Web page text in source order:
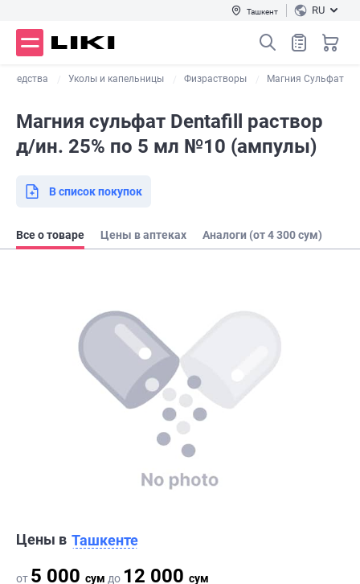
Ташкент RU
средства Уколы и капельницы Физрастворы Магния Сульфат
Магния сульфат Dentafill раствор
д/ин. 25% по 5 мл №10 (ампулы)
В список покупок
Все о товаре Цены в аптеках Аналоги (от 4 300 сум)
Цены в Ташкенте
от 5 000 сум до 12 000 сум